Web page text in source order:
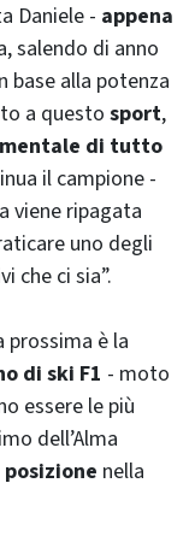
Daniele - appena
salendo di anno
base alla potenza
a questo sport,
di tutto
il campione -
viene ripagata
uno degli
che ci sia”.
prossima è la
di ski F1 - moto
essere le più
dell’Alma
nella